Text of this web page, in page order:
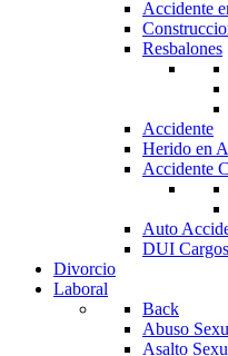
Accidente
Resbalones
Accidente
Herido en
Accidente
Auto
DUI Cargos
Divorcio
Laboral
Back
Abuso
Asalto